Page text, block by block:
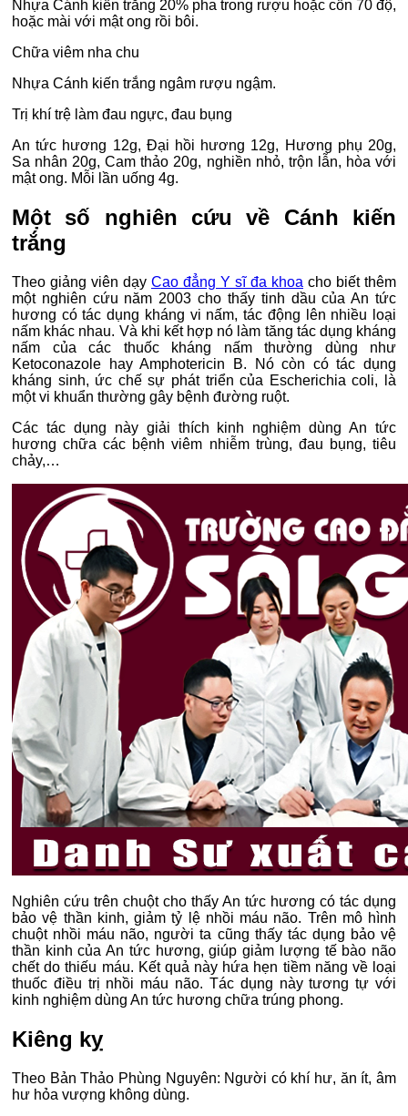
Nhựa Cánh kiến trắng 20% pha trong rượu hoặc cồn 70 độ,
hoặc mài với mật ong rồi bôi.
Chữa viêm nha chu
Nhựa Cánh kiến trắng ngâm rượu ngậm.
Trị khí trệ làm đau ngực, đau bụng
An tức hương 12g, Đại hồi hương 12g, Hương phụ 20g,
Sa nhân 20g, Cam thảo 20g, nghiền nhỏ, trộn lẫn, hòa với
mật ong. Mỗi lần uống 4g.
Một số nghiên cứu về Cánh kiến
trắng
Theo giảng viên dạy Cao đẳng Y sĩ đa khoa cho biết thêm
một nghiên cứu năm 2003 cho thấy tinh dầu của An tức
hương có tác dụng kháng vi nấm, tác động lên nhiều loại
nấm khác nhau. Và khi kết hợp nó làm tăng tác dụng kháng
nấm của các thuốc kháng nấm thường dùng như
Ketoconazole hay Amphotericin B. Nó còn có tác dụng
kháng sinh, ức chế sự phát triển của Escherichia coli, là
một vi khuẩn thường gây bệnh đường ruột.
Các tác dụng này giải thích kinh nghiệm dùng An tức
hương chữa các bệnh viêm nhiễm trùng, đau bụng, tiêu
chảy,…
Nghiên cứu trên chuột cho thấy An tức hương có tác dụng
bảo vệ thần kinh, giảm tỷ lệ nhồi máu não. Trên mô hình
chuột nhồi máu não, người ta cũng thấy tác dụng bảo vệ
thần kinh của An tức hương, giúp giảm lượng tế bào não
chết do thiếu máu. Kết quả này hứa hẹn tiềm năng về loại
thuốc điều trị nhồi máu não. Tác dụng này tương tự với
kinh nghiệm dùng An tức hương chữa trúng phong.
Kiêng kỵ
Theo Bản Thảo Phùng Nguyên: Người có khí hư, ăn ít, âm
hư hỏa vượng không dùng.